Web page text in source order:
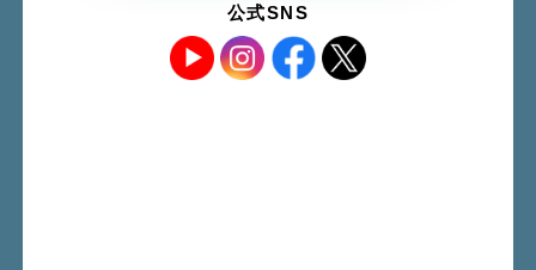
公式SNS